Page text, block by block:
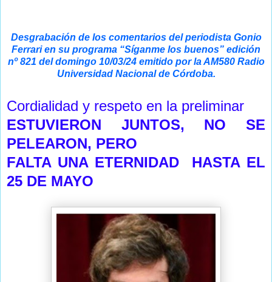
Desgrabación de los comentarios del periodista Gonio
Ferrari en su programa “Síganme los buenos” edición
nº 821 del domingo 10/03/24 emitido por la AM580 Radio
Universidad Nacional de Córdoba.
Cordialidad y respeto en la preliminar
ESTUVIERON JUNTOS, NO SE
PELEARON, PERO
FALTA UNA ETERNIDAD HASTA EL
25 DE MAYO